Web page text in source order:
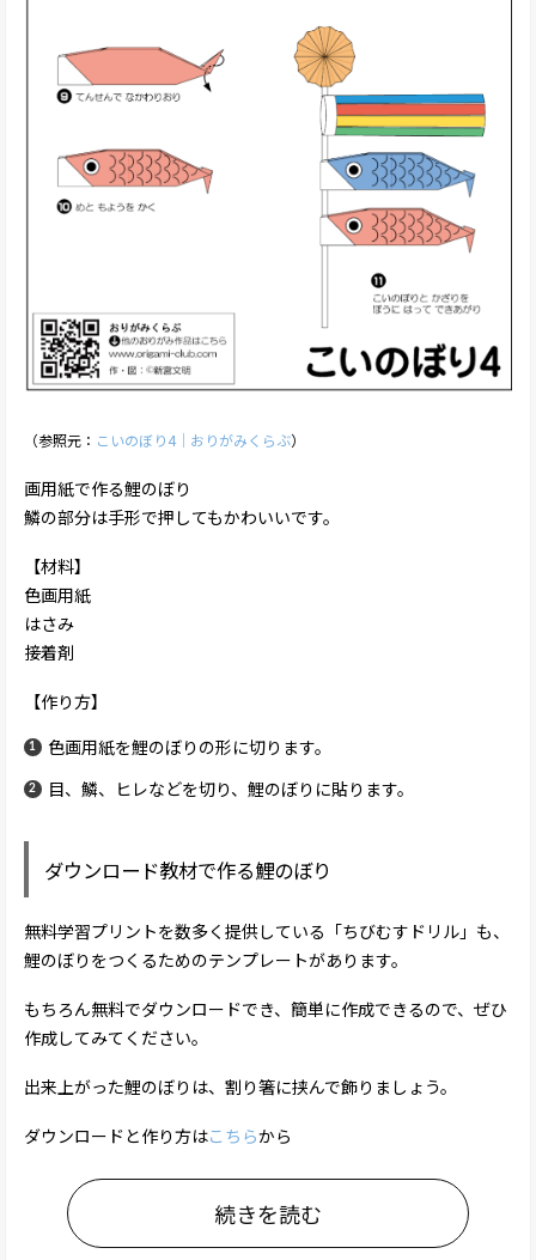
（参照元： こいのぼり4｜おりがみくらぶ）
画用紙で作る鯉のぼり
鱗の部分は手形で押してもかわいいです。
【材料】
色画用紙
はさみ
接着剤
【作り方】
色画用紙を鯉のぼりの形に切ります。
目、鱗、ヒレなどを切り、鯉のぼりに貼ります。
ダウンロード教材で作る鯉のぼり
無料学習プリントを数多く提供している「ちびむすドリル」も、
鯉のぼりをつくるためのテンプレートがあります。
もちろん無料でダウンロードでき、簡単に作成できるので、ぜひ
作成してみてください。
出来上がった鯉のぼりは、割り箸に挟んで飾りましょう。
ダウンロードと作り方はこちらから
続きを読む